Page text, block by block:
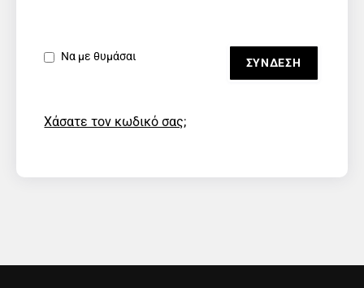
Να με θυμάσαι
Χάσατε τον κωδικό σας;